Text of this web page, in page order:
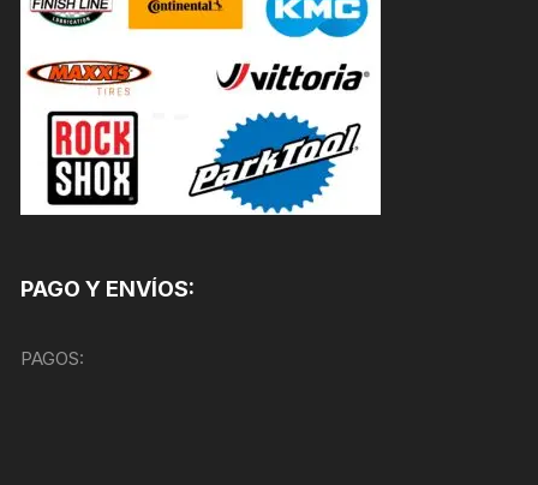
PAGO Y ENVÍOS:
PAGOS: